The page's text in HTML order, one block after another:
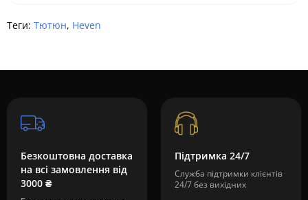
Теги: Тютюн, Heven
Безкоштовна доставка
на всі замовлення від
3000 ₴
Підтримка 24/7
Служба підтримки клієнтів
24/7 без вихідних